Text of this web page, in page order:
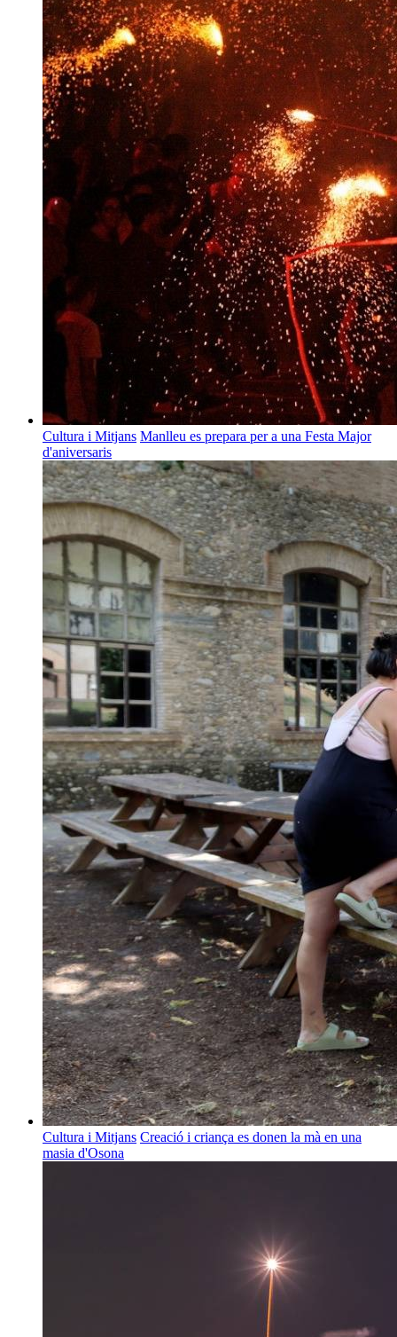
Cultura i Mitjans Manlleu es prepara per a una Festa Major
d'aniversaris
Cultura i Mitjans Creació i criança es donen la mà en una
masia d'Osona